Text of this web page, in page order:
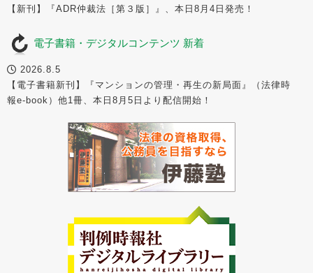
【新刊】『ADR仲裁法［第３版］』、本日8月4日発売！
電子書籍・デジタルコンテンツ 新着
2026.8.5
【電子書籍新刊】『マンションの管理・再生の新局面』（法律時
報e-book）他1冊、本日8月5日より配信開始！